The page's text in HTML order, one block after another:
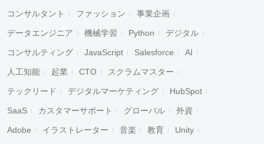
コンサルタント ファッション 事業企画
データエンジニア 機械学習 Python デジタル
コンサルティング JavaScript Salesforce AI
人工知能 起業 CTO スクラムマスター
テックリード デジタルマーケティング HubSpot
SaaS カスタマーサポート グローバル 外資
Adobe イラストレーター 音楽 教育 Unity